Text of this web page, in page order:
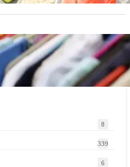
globales se suman a la
de segunda mano premium
8
339
6